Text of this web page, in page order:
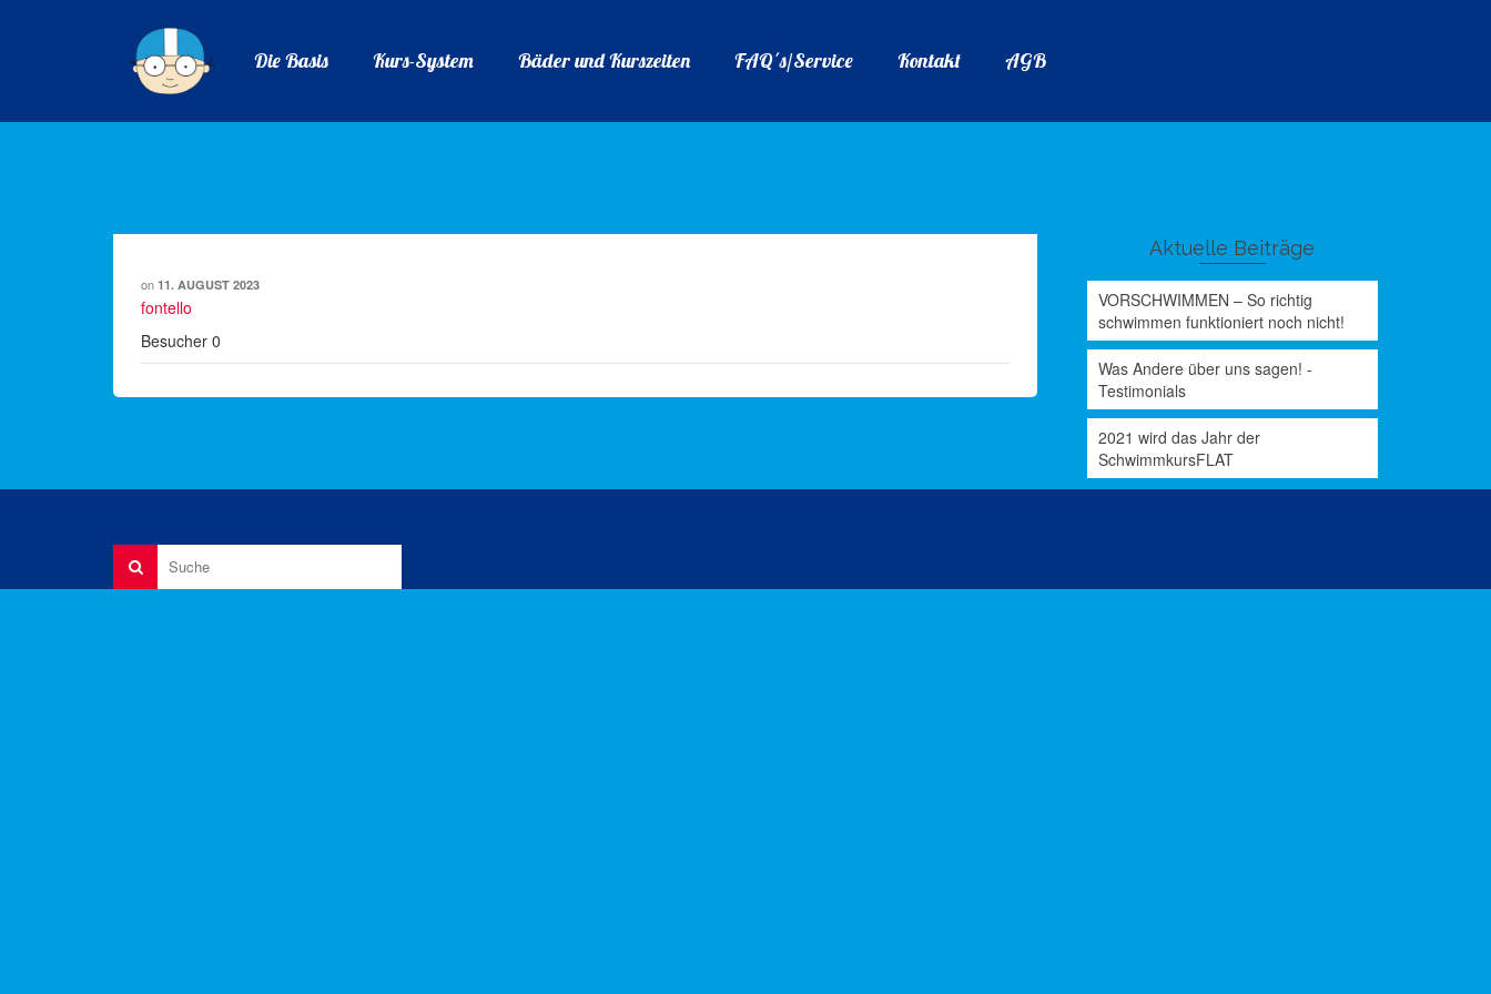
Die Basis Kurs-System Bäder und Kurszeiten FAQ´s/Service Kontakt AGB
on 11. AUGUST 2023
fontello
Besucher 0
Aktuelle Beiträge
VORSCHWIMMEN – So richtig
schwimmen funktioniert noch nicht!
Was Andere über uns sagen! -
Testimonials
2021 wird das Jahr der
SchwimmkursFLAT